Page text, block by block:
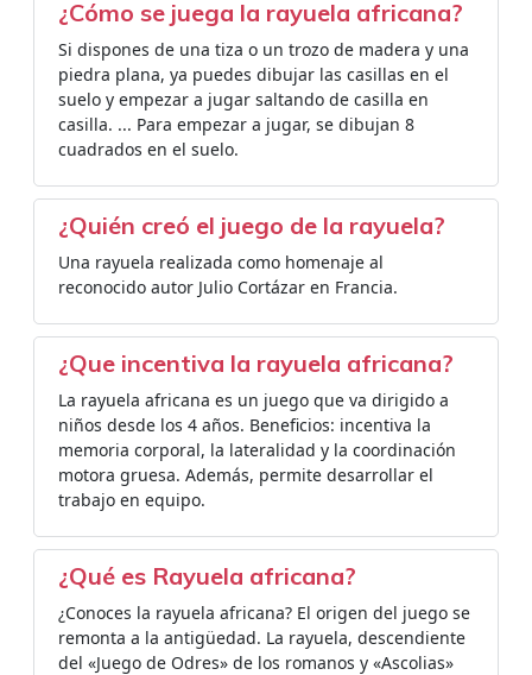
¿Cómo se juega la rayuela africana?
Si dispones de una tiza o un trozo de madera y una
piedra plana, ya puedes dibujar las casillas en el
suelo y empezar a jugar saltando de casilla en
casilla. ... Para empezar a jugar, se dibujan 8
cuadrados en el suelo.
¿Quién creó el juego de la rayuela?
Una rayuela realizada como homenaje al
reconocido autor Julio Cortázar en Francia.
¿Que incentiva la rayuela africana?
La rayuela africana es un juego que va dirigido a
niños desde los 4 años. Beneficios: incentiva la
memoria corporal, la lateralidad y la coordinación
motora gruesa. Además, permite desarrollar el
trabajo en equipo.
¿Qué es Rayuela africana?
¿Conoces la rayuela africana? El origen del juego se
remonta a la antigüedad. La rayuela, descendiente
del «Juego de Odres» de los romanos y «Ascolias»